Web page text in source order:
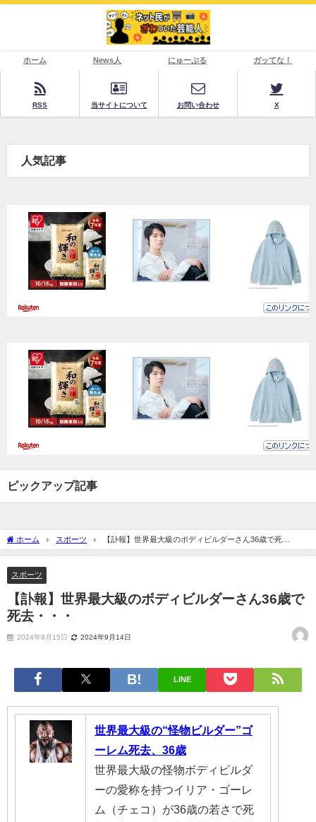
ホーム News人 にゅーぷる ガッてな！
RSS 当サイトについて お問い合わせ X
人気記事
ピックアップ記事
ホーム スポーツ
【訃報】世界最大級のボディビルダーさん36歳で死
去・・・
スポーツ
【訃報】世界最大級のボディビルダーさん36歳で
死去・・・
2024年9月15日 2024年9月14日
LINE
世界最大級の“怪物ビルダー”ゴ
ーレム死去、36歳
世界最大級の怪物ボディビルダ
ーの愛称を持つイリア・ゴーレ
ム（チェコ）が36歳の若さで死